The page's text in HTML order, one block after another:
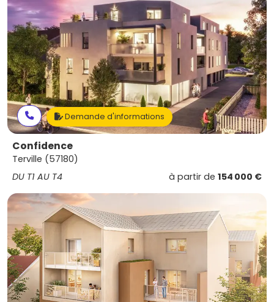
Demande d'informations
Confidence
Terville (57180)
DU T1 AU T4
à partir de 154 000 €